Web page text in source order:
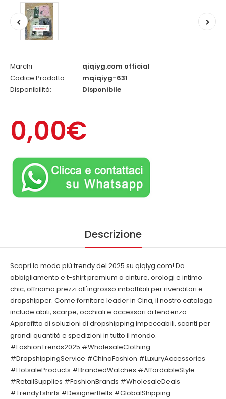
Marchi
qiqiyg.com official
Codice Prodotto:
mqiqiyg-631
Disponibilità:
Disponibile
0,00€
Descrizione
Scopri la moda più trendy del 2025 su qiqiyg.com! Da
abbigliamento e t-shirt premium a cinture, orologi e intimo
chic, offriamo prezzi all'ingrosso imbattibili per rivenditori e
dropshipper. Come fornitore leader in Cina, il nostro catalogo
include abiti, scarpe, occhiali e accessori di tendenza.
Approfitta di soluzioni di dropshipping impeccabili, sconti per
grandi quantità e spedizioni in tutto il mondo.
#FashionTrends2025 #WholesaleClothing
#DropshippingService #ChinaFashion #LuxuryAccessories
#HotsaleProducts #BrandedWatches #AffordableStyle
#RetailSupplies #FashionBrands #WholesaleDeals
#TrendyTshirts #DesignerBelts #GlobalShipping